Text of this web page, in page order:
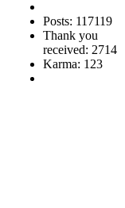
Posts: 117119
Thank you
received: 2714
Karma: 123